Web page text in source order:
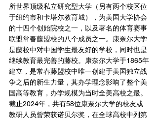
所世界顶级私立研究型大学（另有两个校区位
于纽约市和卡塔尔教育城），为美国大学协会
的十四个创始院校之一，以及著名的体育赛事
联盟常春藤盟校的八个成员之一。康奈尔大学
是藤校中对中国学生最友好的学校，同时也是
继续教育最完善的藤校。康奈尔大学于1865年
建立，是常春藤盟校中唯一创建于美国独立战
争之后的新生力量，其办学理念影响了整个美
国高等教育，办学规模为当时全美高校之最。
截止2024年，共有58位康奈尔大学的校友或
教研人员曾荣获诺贝尔奖，在全球高校中列第